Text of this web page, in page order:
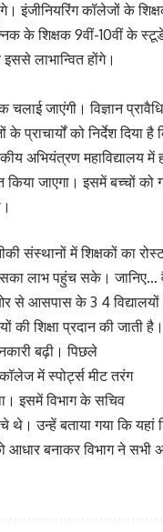
इंजीनियरिंग कॉलेजों के
के शिक्षक 9वीं-10वीं
लाभान्वित होंगे।
चलाई जाएंगी। विज्ञान
के प्राचार्यों को निर्देश
अभियंत्रण
किया जाएगा। इसमें बच्चों को
संस्थानों में शिक्षकों का
लाभ पहुंच सके। जानिए…
से आसपास के 3 4
की शिक्षा प्रदान की जाती
बढ़ी। पिछले
में स्पोर्ट्स मीट तरंग
इसमें विभाग के सचिव
थे। उन्हें बताया गया कि
आधार बनाकर विभाग ने